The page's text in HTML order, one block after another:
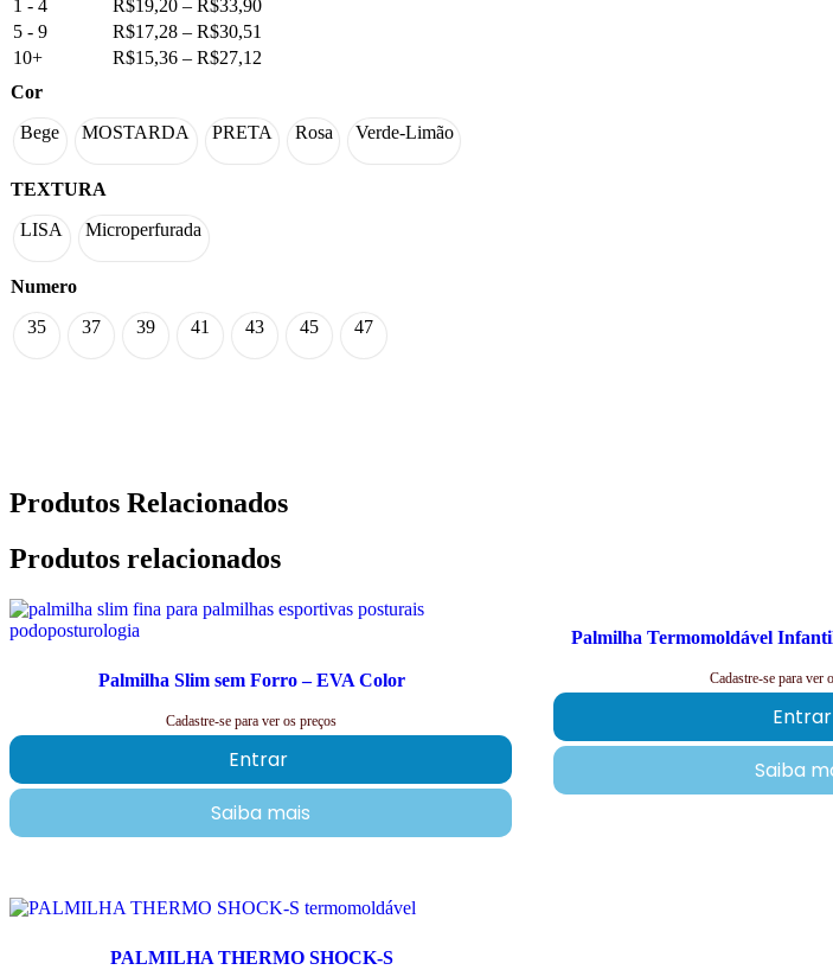
1 - 4
R$19,20 – R$33,90
5 - 9
R$17,28 – R$30,51
10+
R$15,36 – R$27,12
Cor
Bege
MOSTARDA PRETA Rosa Verde-Limão
TEXTURA
LISA
Microperfurada
Numero
35
37 39 41 43 45 47
Produtos Relacionados
Produtos relacionados
Palmilha Slim sem Forro – EVA Color
Cadastre-se para ver os preços
Entrar
Saiba mais
Palmilha Termomoldável
Cadastre-se para ver
Entrar
Saiba
PALMILHA THERMO SHOCK-S